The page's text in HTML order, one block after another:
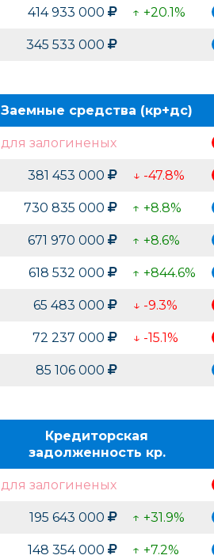
414 933 000 ↑ +20.1%
345 533 000
Заемные средства (кр+дс)
для залогиненых
381 453 000 ↓ -47.8%
730 835 000 ↑ +8.8%
671 970 000 ↑ +8.6%
618 532 000 ↑ +844.6%
65 483 000 ↓ -9.3%
72 237 000 ↓ -15.1%
85 106 000
Кредиторская
задолженность кр.
для залогиненых
195 643 000 ↑ +31.9%
148 354 000 ↑ +7.2%